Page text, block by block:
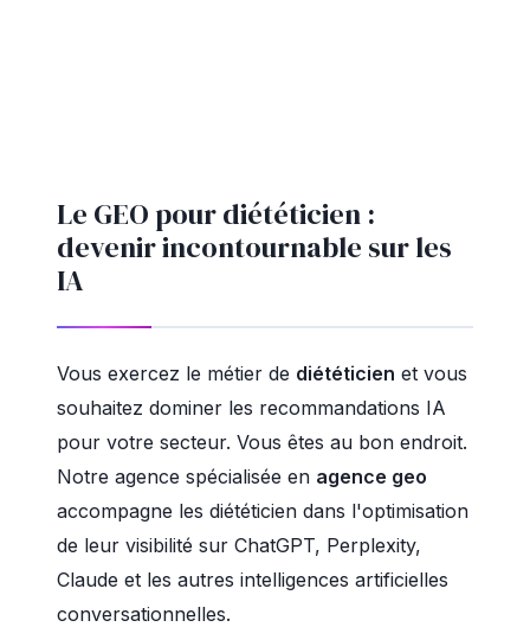
Le GEO pour diététicien :
devenir incontournable sur les
IA
Vous exercez le métier de diététicien et vous
souhaitez dominer les recommandations IA
pour votre secteur. Vous êtes au bon endroit.
Notre agence spécialisée en agence geo
accompagne les diététicien dans l'optimisation
de leur visibilité sur ChatGPT, Perplexity,
Claude et les autres intelligences artificielles
conversationnelles.